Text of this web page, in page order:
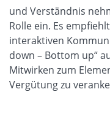
und Verständnis
Rolle ein. Es
interaktiven
down – Bottom up“
Mitwirken zum
Vergütung zu